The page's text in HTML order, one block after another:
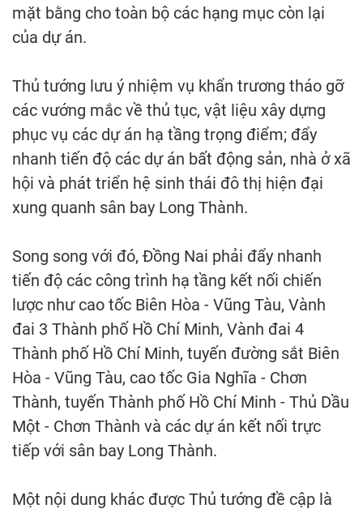
mặt bằng cho toàn bộ các hạng mục còn lại
của dự án.
Thủ tướng lưu ý nhiệm vụ khẩn trương tháo gỡ
các vướng mắc về thủ tục, vật liệu xây dựng
phục vụ các dự án hạ tầng trọng điểm; đẩy
nhanh tiến độ các dự án bất động sản, nhà ở xã
hội và phát triển hệ sinh thái đô thị hiện đại
xung quanh sân bay Long Thành.
Song song với đó, Đồng Nai phải đẩy nhanh
tiến độ các công trình hạ tầng kết nối chiến
lược như cao tốc Biên Hòa - Vũng Tàu, Vành
đai 3 Thành phố Hồ Chí Minh, Vành đai 4
Thành phố Hồ Chí Minh, tuyến đường sắt Biên
Hòa - Vũng Tàu, cao tốc Gia Nghĩa - Chơn
Thành, tuyến Thành phố Hồ Chí Minh - Thủ Dầu
Một - Chơn Thành và các dự án kết nối trực
tiếp với sân bay Long Thành.
Một nội dung khác được Thủ tướng đề cập là